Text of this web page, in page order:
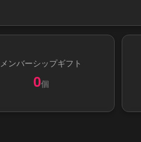
メンバーシップギフト
0個